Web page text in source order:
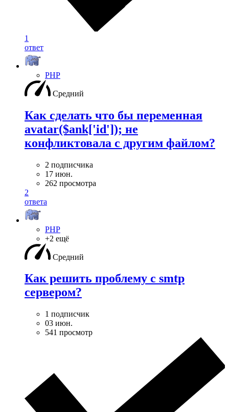
1
ответ
PHP
Средний
Как сделать что бы переменная
avatar($ank['id']); не
конфликтовала с другим файлом?
2 подписчика
17 июн.
262 просмотра
2
ответа
PHP
+2 ещё
Средний
Как решить проблему с smtp
сервером?
1 подписчик
03 июн.
541 просмотр